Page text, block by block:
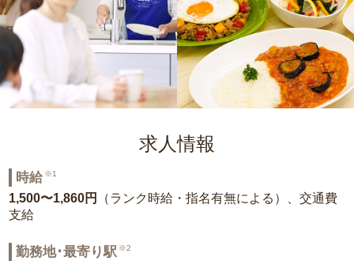
求人情報
時給 ※1
1,500〜1,860円
（ランク時給・指名有無による）、交通費
支給
勤務地･最寄り駅 ※2